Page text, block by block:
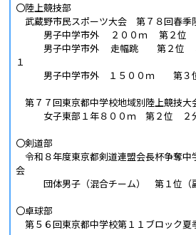
〇陸上競技部
武蔵野市民スポーツ大会 第７８回春季
男子中学市外 ２００ｍ 第２
男子中学市外 走幅跳 第２位
１
男子中学市外 １５００ｍ 第
第７７回東京都中学校地域別陸上競技大
女子東部１年８００ｍ 第２位
〇剣道部
令和８年度東京都剣道連盟会長杯争奪中
会
団体男子（混合チーム） 第１位（副
〇卓球部
第５６回東京都中学校第１１ブロッ